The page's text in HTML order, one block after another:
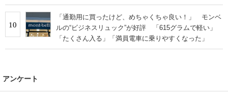
10
「通勤用に買ったけど、めちゃくちゃ良い！」 モンベ
ルの“ビジネスリュック”が好評 「615グラムで軽い」
「たくさん入る」「満員電車に乗りやすくなった」
アンケート